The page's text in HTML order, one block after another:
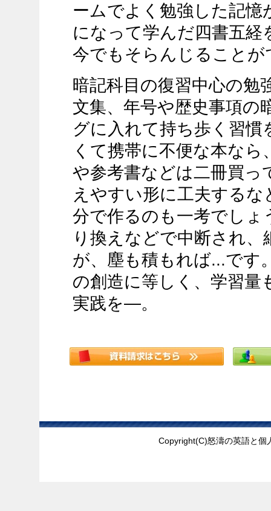
ームでよく勉強した記
になって学んだ四書五
今でもそらんじること
暗記科目の復習中心の勉
文集、年号や歴史事項の
グに入れて持ち歩く習
くて携帯に不便な本な
や参考書などは二冊買っ
えやすい形に工夫する
分で作るのも一考でしょ
り換えなどで中断され
が、塵も積もれば...です
の創造に等しく、学習
実践を―。
Copyright(C)怒濤の英語と個